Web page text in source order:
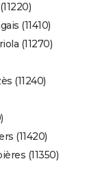
(11410)
(11270)
(11240)
(11420)
(11350)